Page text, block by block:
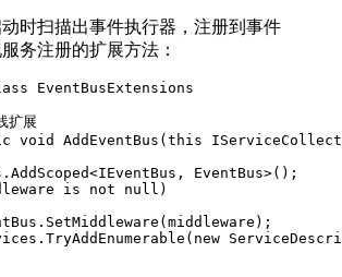
时扫描出事件执行器，注册到事件
务注册的扩展方法：
EventBusExtensions
扩展
void AddEventBus(this
EventBus>();
is not null)